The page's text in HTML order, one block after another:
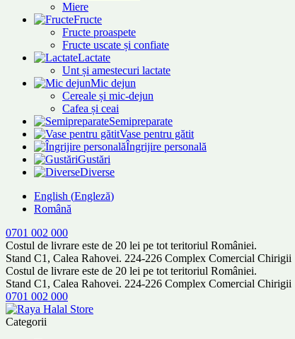
Miere
Fructe
Fructe proaspete
Fructe uscate și confiate
Lactate
Unt și amestecuri lactate
Mic dejun
Cereale și mic-dejun
Cafea și ceai
Semipreparate
Vase pentru gătit
Îngrijire personală
Gustări
Diverse
English (Engleză)
Română
0701 002 000
Costul de livrare este de 20 lei pe tot teritoriul României.
Stand C1, Calea Rahovei. 224-226 Complex Comercial Chirigii
Costul de livrare este de 20 lei pe tot teritoriul României.
Stand C1, Calea Rahovei. 224-226 Complex Comercial Chirigii
0701 002 000
Categorii